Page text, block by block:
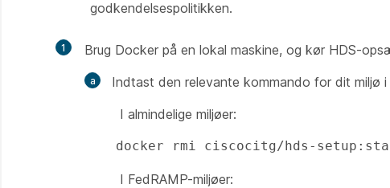
godkendelsespolitikken.
1
Brug Docker på en lokal maskine, og kør HDS-
Indtast den relevante kommando for dit miljø i
I almindelige miljøer:
docker rmi ciscocitg/hds-
I FedRAMP-miljøer: